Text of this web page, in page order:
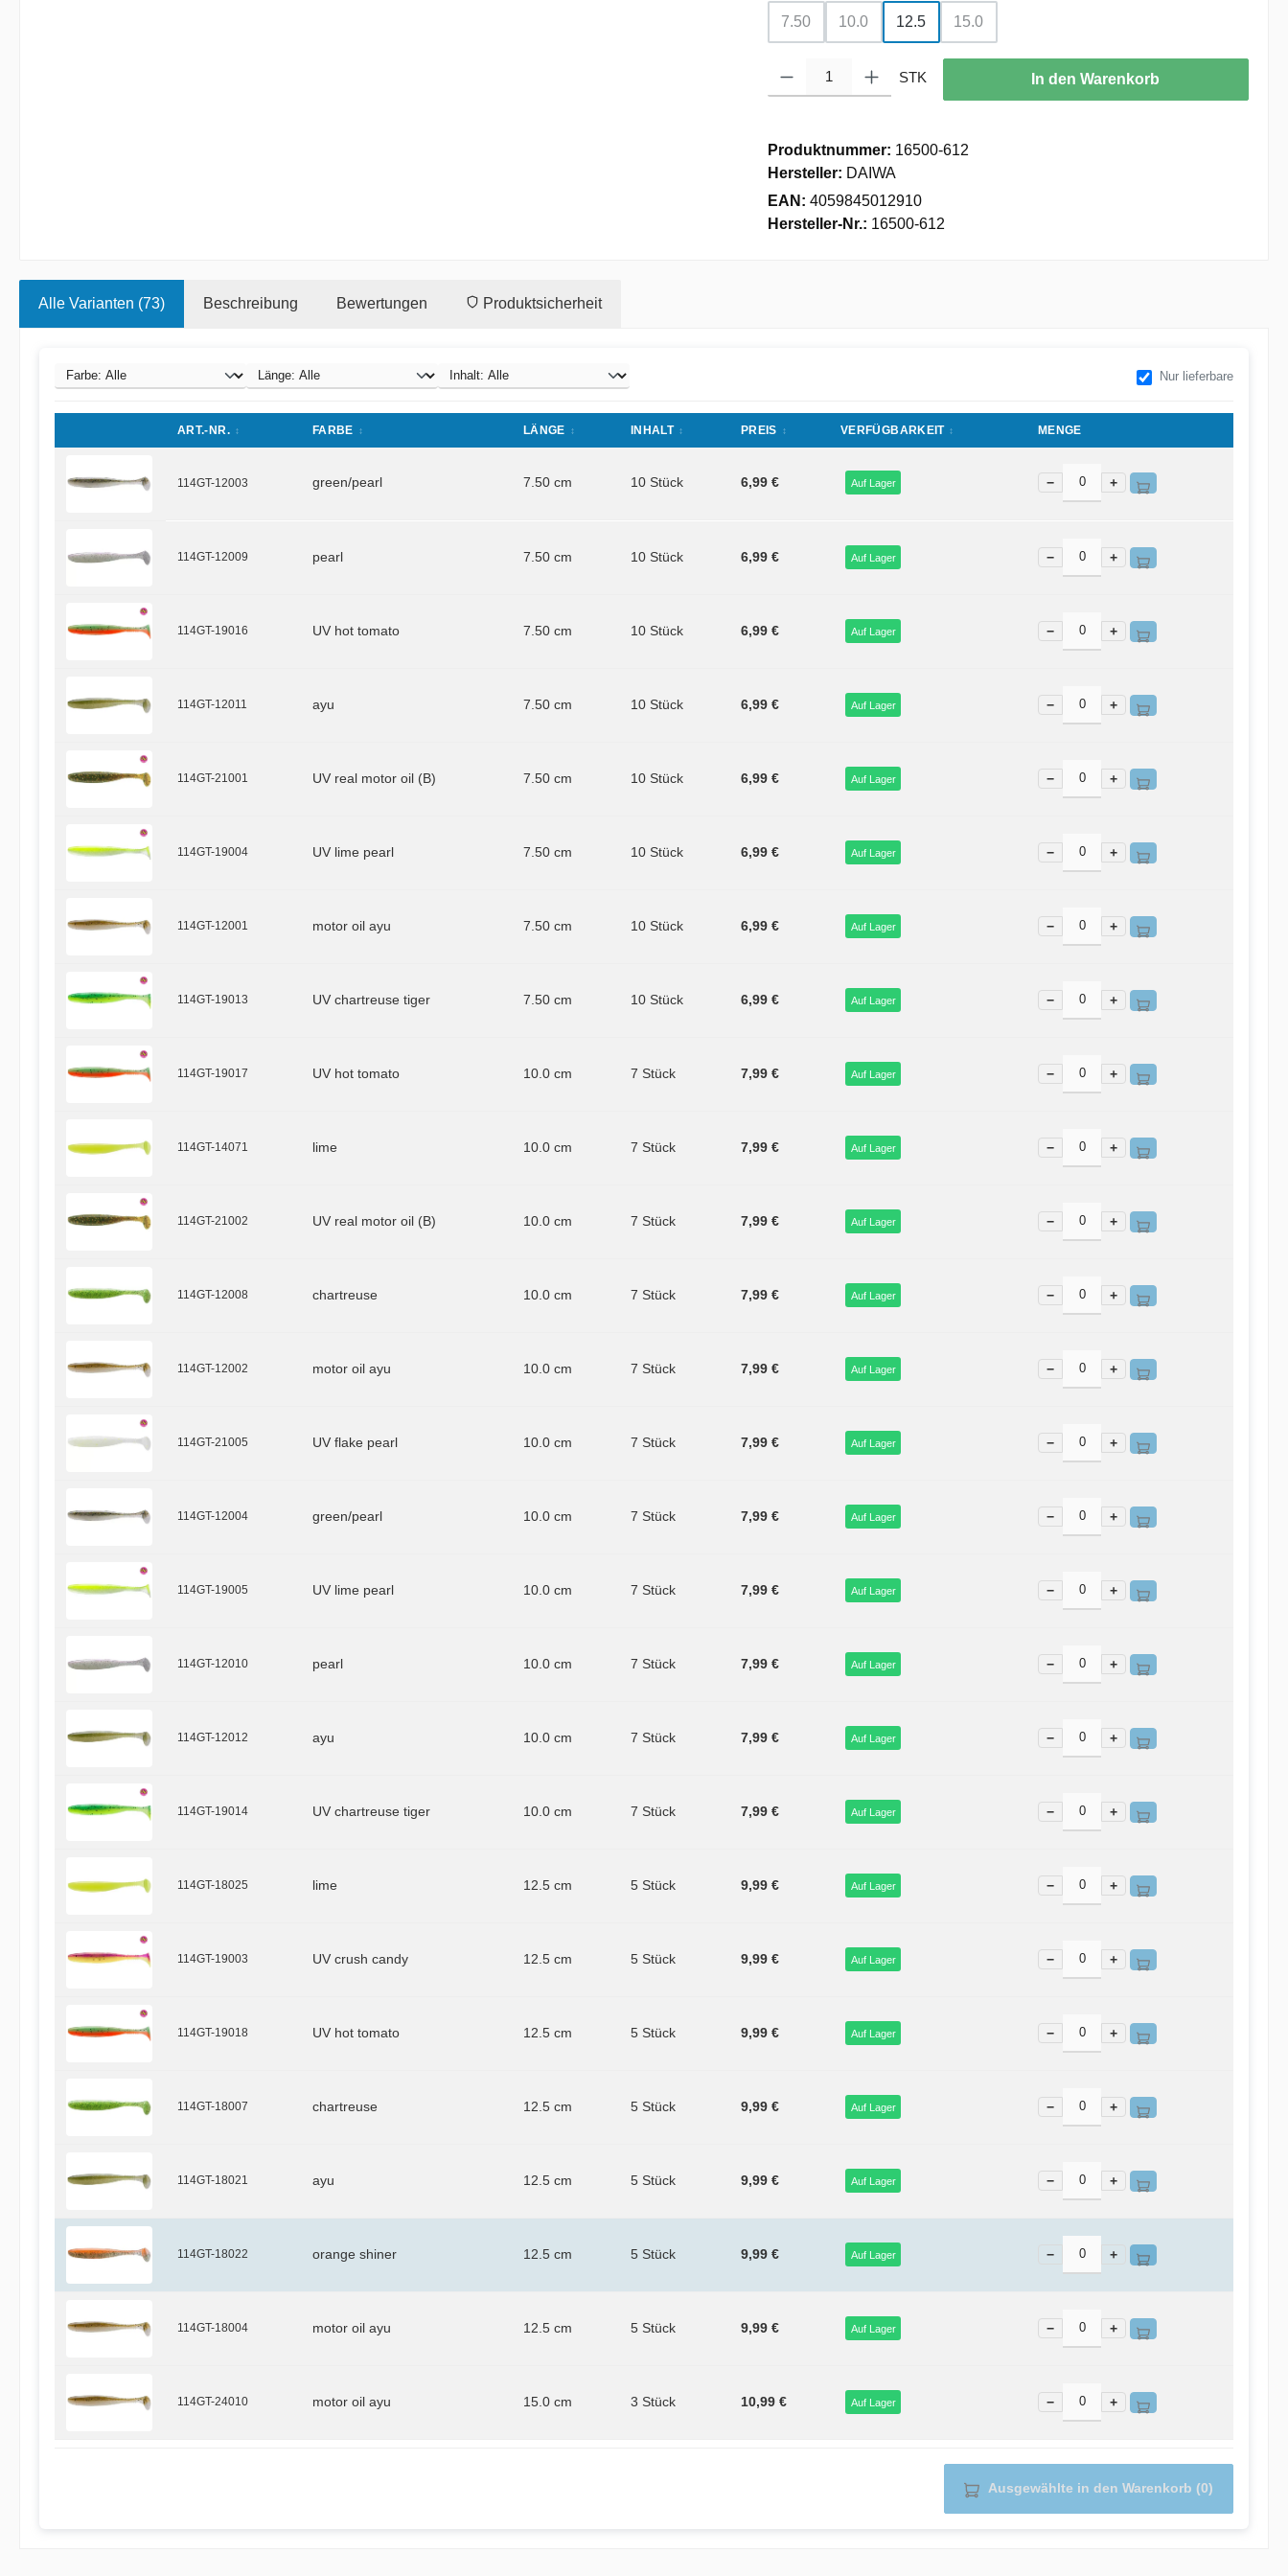
7.50 10.0 12.5 15.0
Produkt Anzahl: Gib den gewünschten Wert ein oder benutze die Schaltflächen um
STK In den Warenkorb
Produktnummer: 16500-612
Hersteller: DAIWA
EAN: 4059845012910
Hersteller-Nr.: 16500-612
Alle Varianten (73) Beschreibung Bewertungen Produktsicherheit
Nur lieferbare
ART.-NR. FARBE LÄNGE INHALT PREIS VERFÜGBARKEIT MENGE
114GT-12003 green/pearl 7.50 cm 10 Stück 6,99 € Auf Lager − +
114GT-12009 pearl 7.50 cm 10 Stück 6,99 € Auf Lager − +
114GT-19016 UV hot tomato 7.50 cm 10 Stück 6,99 € Auf Lager − +
114GT-12011 ayu 7.50 cm 10 Stück 6,99 € Auf Lager − +
114GT-21001 UV real motor oil (B) 7.50 cm 10 Stück 6,99 € Auf Lager − +
114GT-19004 UV lime pearl 7.50 cm 10 Stück 6,99 € Auf Lager − +
114GT-12001 motor oil ayu 7.50 cm 10 Stück 6,99 € Auf Lager − +
114GT-19013 UV chartreuse tiger 7.50 cm 10 Stück 6,99 € Auf Lager − +
114GT-19017 UV hot tomato 10.0 cm 7 Stück 7,99 € Auf Lager − +
114GT-14071 lime 10.0 cm 7 Stück 7,99 € Auf Lager − +
114GT-21002 UV real motor oil (B) 10.0 cm 7 Stück 7,99 € Auf Lager − +
114GT-12008 chartreuse 10.0 cm 7 Stück 7,99 € Auf Lager − +
114GT-12002 motor oil ayu 10.0 cm 7 Stück 7,99 € Auf Lager − +
114GT-21005 UV flake pearl 10.0 cm 7 Stück 7,99 € Auf Lager − +
114GT-12004 green/pearl 10.0 cm 7 Stück 7,99 € Auf Lager − +
114GT-19005 UV lime pearl 10.0 cm 7 Stück 7,99 € Auf Lager − +
114GT-12010 pearl 10.0 cm 7 Stück 7,99 € Auf Lager − +
114GT-12012 ayu 10.0 cm 7 Stück 7,99 € Auf Lager − +
114GT-19014 UV chartreuse tiger 10.0 cm 7 Stück 7,99 € Auf Lager − +
114GT-18025 lime 12.5 cm 5 Stück 9,99 € Auf Lager − +
114GT-19003 UV crush candy 12.5 cm 5 Stück 9,99 € Auf Lager − +
114GT-19018 UV hot tomato 12.5 cm 5 Stück 9,99 € Auf Lager − +
114GT-18007 chartreuse 12.5 cm 5 Stück 9,99 € Auf Lager − +
114GT-18021 ayu 12.5 cm 5 Stück 9,99 € Auf Lager − +
114GT-18022 orange shiner 12.5 cm 5 Stück 9,99 € Auf Lager − +
114GT-18004 motor oil ayu 12.5 cm 5 Stück 9,99 € Auf Lager − +
114GT-24010 motor oil ayu 15.0 cm 3 Stück 10,99 € Auf Lager − +
Ausgewählte in den Warenkorb (0)